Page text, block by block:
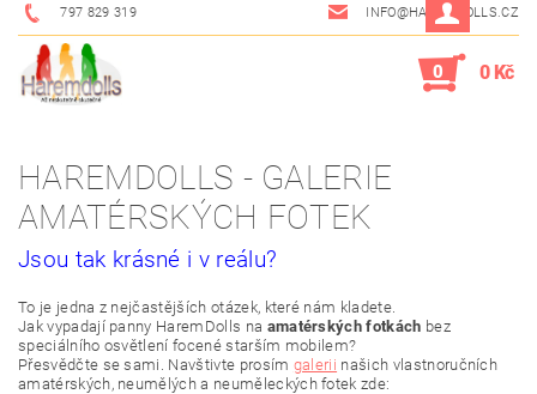
797 829 319 INFO@HAREMDOLLS.CZ
0 0 Kč
HAREMDOLLS - GALERIE
AMATÉRSKÝCH FOTEK
Jsou tak krásné i v reálu?
To je jedna z nejčastějších otázek, které nám kladete.
Jak vypadají panny HaremDolls na amatérských fotkách bez
speciálního osvětlení focené starším mobilem?
Přesvědčte se sami. Navštivte prosím galerii našich vlastnoručních
amatérských, neumělých a neuměleckých fotek zde: